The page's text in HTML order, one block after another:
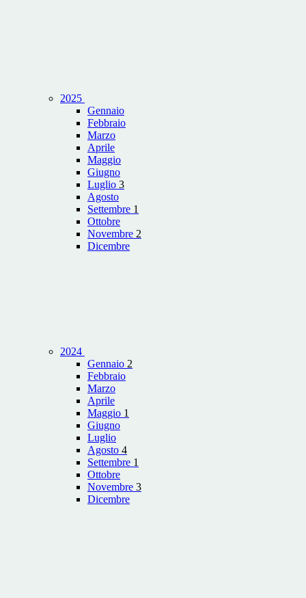
2025
Gennaio
Febbraio
Marzo
Aprile
Maggio
Giugno
Luglio 3
Agosto
Settembre 1
Ottobre
Novembre 2
Dicembre
2024
Gennaio 2
Febbraio
Marzo
Aprile
Maggio 1
Giugno
Luglio
Agosto 4
Settembre 1
Ottobre
Novembre 3
Dicembre